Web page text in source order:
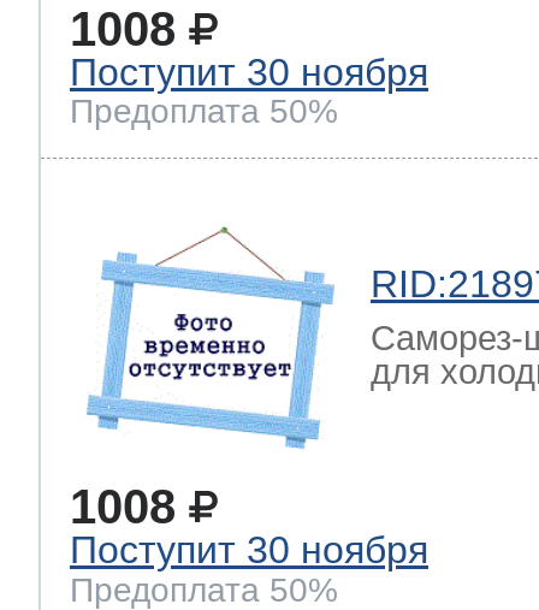
1008
Поступит 30 ноября
Предоплата 50%
Саморез-
для
1008
Поступит 30 ноября
Предоплата 50%